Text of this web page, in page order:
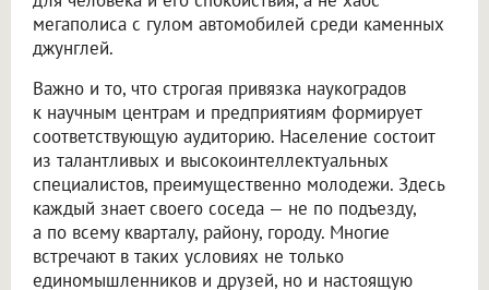
мегаполиса с гулом автомобилей среди каменных
джунглей.
Важно и то, что строгая привязка наукоградов
к научным центрам и предприятиям формирует
соответствующую аудиторию. Население состоит
из талантливых и высокоинтеллектуальных
специалистов, преимущественно молодежи. Здесь
каждый знает своего соседа — не по подъезду,
а по всему кварталу, району, городу. Многие
встречают в таких условиях не только
единомышленников и друзей, но и настоящую